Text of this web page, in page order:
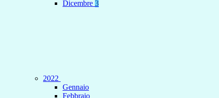
Dicembre 3
2022
Gennaio
Febbraio